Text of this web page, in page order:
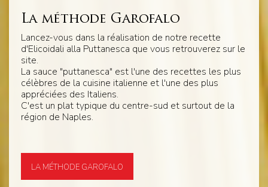
La méthode Garofalo
Lancez-vous dans la réalisation de notre recette
d'Elicoidali alla Puttanesca que vous retrouverez sur le
site.
La sauce "puttanesca" est l'une des recettes les plus
célèbres de la cuisine italienne et l'une des plus
appréciées des Italiens.
C'est un plat typique du centre-sud et surtout de la
région de Naples.
LA MÉTHODE GAROFALO